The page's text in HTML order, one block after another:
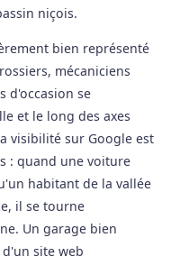
niçois.
bien représenté
mécaniciens
d'occasion se
et le long des axes
visibilité sur Google est
: quand une voiture
habitant de la vallée
il se tourne
Un garage bien
site web